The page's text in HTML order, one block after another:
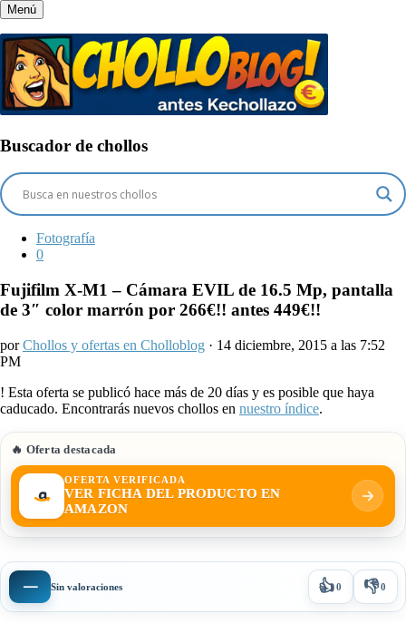
Menú
Buscador de chollos
Fotografía
0
Fujifilm X-M1 – Cámara EVIL de 16.5 Mp, pantalla
de 3″ color marrón por 266€!! antes 449€!!
porChollos y ofertas en Cholloblog · 14 diciembre, 2015 a las 7:52
PM
! Esta oferta se publicó hace más de 20 días y es posible que haya
caducado. Encontrarás nuevos chollos en nuestro índice.
🔥 Oferta destacada
OFERTA VERIFICADA
VER FICHA DEL PRODUCTO EN
AMAZON
— Sin valoraciones 👍0 👎0